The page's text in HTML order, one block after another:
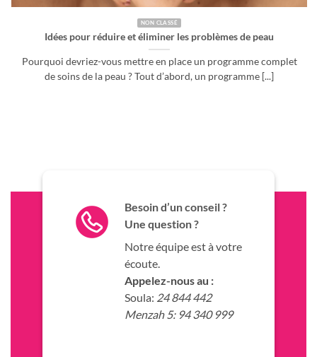
de peau
complet
programme [...]
Gardez vos cheveux et ongles en
La perte de cheveux peut survenir pour
Besoin d’un conseil ?
Une question ?
Notre équipe est à votre
écoute.
Appelez-nous au :
Soula: 24 844 442
Menzah 5: 94 340 999